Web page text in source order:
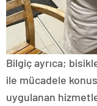
Bilgiç ayrıca;
ile mücadele
uygulanan